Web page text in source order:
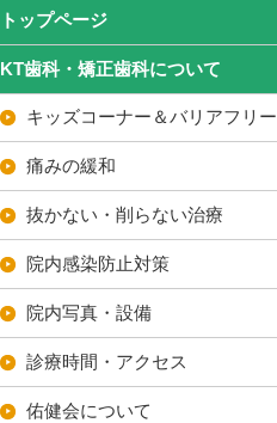
トップページ
KT歯科・矯正歯科について
キッズコーナー＆バリアフリー
痛みの緩和
抜かない・削らない治療
院内感染防止対策
院内写真・設備
診療時間・アクセス
佑健会について